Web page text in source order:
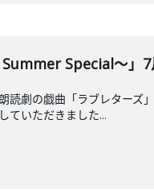
Special～
読劇の戯曲「ラブレターズ
ていただきました...